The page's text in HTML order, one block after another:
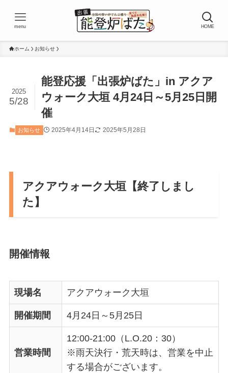
HOME
menu
ホーム お知らせ
能登応援「出張炉ばた」in アクア
ウォーク大垣 4月24日～5月25日開
催
2025
5/28
お知らせ 2025年4月14日 2025年5月28日
アクアウォーク大垣【終了しまし
た】
開催情報
現場名 アクアウォーク大垣
開催期間 4月24日～5月25日
営業時間
12:00-21:00（L.O.20：30）
※雨天決行・荒天時は、営業を中止
する場合がございます。